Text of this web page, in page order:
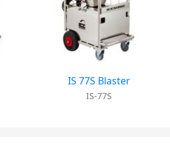
IS 77S Blaster
IS-77S